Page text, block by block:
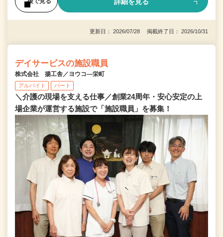
更新日： 2026/07/28 掲載終了日： 2026/10/31
デイサービスの施設職員
株式会社 揚工舎／ヨウコ―栄町
アルバイト パート
＼介護の現場を支える仕事／創業24周年・安心安定の上
場企業が運営する施設で「施設職員」を募集！